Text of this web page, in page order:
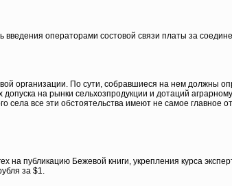
операторами состовой связи платы за
организации. По сути, собравшиеся на нем должны
на рынки сельхозпродукции и дотаций
все эти обстоятельства имеют не самое главное
на публикацию Бежевой книги, укрепления курса
за $1.